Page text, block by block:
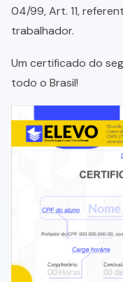
04/99, Art. 11,
trabalhador.
Um certificado do
todo o Brasil!